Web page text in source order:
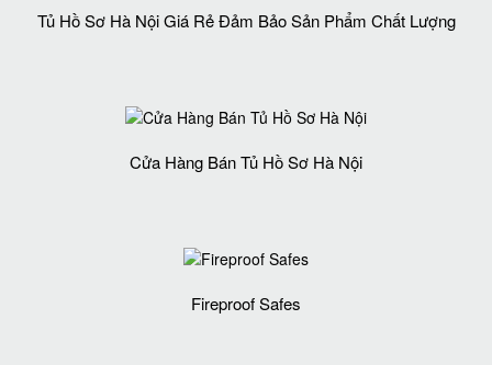
Tủ Hồ Sơ Hà Nội Giá Rẻ Đảm Bảo Sản Phẩm Chất Lượng‎
Cửa Hàng Bán Tủ Hồ Sơ Hà Nội
Fireproof Safes